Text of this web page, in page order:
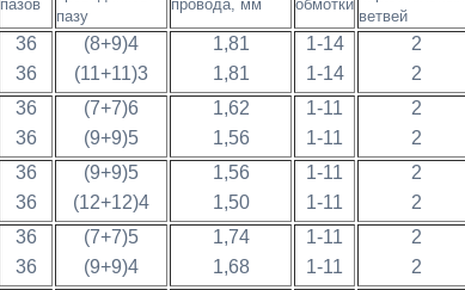
пазов
пазу
провода, мм
обмотки
ветвей
36
36
(8+9)4
(11+11)3
1,81
1,81
1-14
1-14
2
2
36
36
(7+7)6
(9+9)5
1,62
1,56
1-11
1-11
2
2
36
36
(9+9)5
(12+12)4
1,56
1,50
1-11
1-11
2
2
36
36
(7+7)5
(9+9)4
1,74
1,68
1-11
1-11
2
2